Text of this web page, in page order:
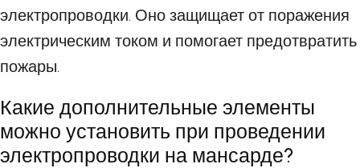
электропроводки. Оно защищает от поражения
электрическим током и помогает предотвратить
пожары.
Какие дополнительные элементы
можно установить при проведении
электропроводки на мансарде?